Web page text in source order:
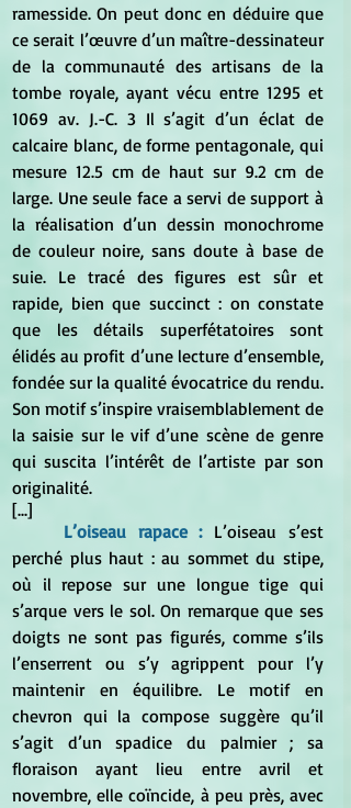
ramesside. On peut donc en déduire que
ce serait l’œuvre d’un maître-dessinateur
de la communauté des artisans de la
tombe royale, ayant vécu entre 1295 et
1069 av. J.-C. 3 Il s’agit d’un éclat de
calcaire blanc, de forme pentagonale, qui
mesure 12.5 cm de haut sur 9.2 cm de
large. Une seule face a servi de support à
la réalisation d’un dessin monochrome
de couleur noire, sans doute à base de
suie. Le tracé des figures est sûr et
rapide, bien que succinct : on constate
que les détails superfétatoires sont
élidés au profit d’une lecture d’ensemble,
fondée sur la qualité évocatrice du rendu.
Son motif s’inspire vraisemblablement de
la saisie sur le vif d’une scène de genre
qui suscita l’intérêt de l’artiste par son
originalité.
[...]
L’oiseau rapace : L’oiseau s’est
perché plus haut : au sommet du stipe,
où il repose sur une longue tige qui
s’arque vers le sol. On remarque que ses
doigts ne sont pas figurés, comme s’ils
l’enserrent ou s’y agrippent pour l’y
maintenir en équilibre. Le motif en
chevron qui la compose suggère qu’il
s’agit d’un spadice du palmier ; sa
floraison ayant lieu entre avril et
novembre, elle coïncide, à peu près, avec